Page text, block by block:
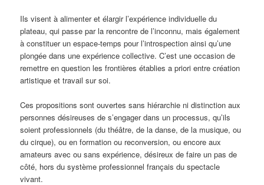
Ils visent à alimenter et élargir l’expérience individuelle du
plateau, qui passe par la rencontre de l’inconnu, mais également
à constituer un espace-temps pour l’introspection ainsi qu’une
plongée dans une expérience collective. C’est une occasion de
remettre en question les frontières établies a priori entre création
artistique et travail sur soi.
Ces propositions sont ouvertes sans hiérarchie ni distinction aux
personnes désireuses de s’engager dans un processus, qu’ils
soient professionnels (du théâtre, de la danse, de la musique, ou
du cirque), ou en formation ou reconversion, ou encore aux
amateurs avec ou sans expérience, désireux de faire un pas de
côté, hors du système professionnel français du spectacle
vivant.